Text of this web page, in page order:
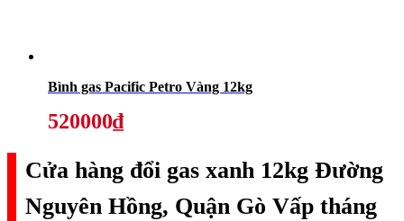
Bình gas Pacific Petro Vàng 12kg
520000₫
Cửa hàng đổi gas xanh 12kg Đường
Nguyên Hồng, Quận Gò Vấp tháng